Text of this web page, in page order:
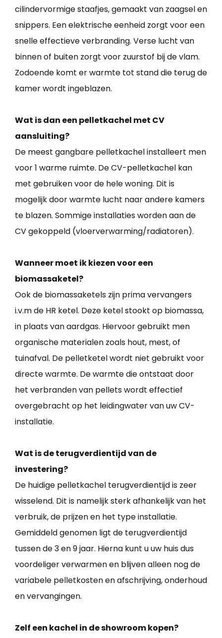
cilindervormige staafjes, gemaakt van zaagsel en
snippers. Een elektrische eenheid zorgt voor een
snelle effectieve verbranding. Verse lucht van
binnen of buiten zorgt voor zuurstof bij de vlam.
Zodoende komt er warmte tot stand die terug de
kamer wordt ingeblazen.
Wat is dan een pelletkachel met CV
aansluiting?
De meest gangbare pelletkachel installeert men
voor 1 warme ruimte. De CV-pelletkachel kan
met gebruiken voor de hele woning. Dit is
mogelijk door warmte lucht naar andere kamers
te blazen. Sommige installaties worden aan de
CV gekoppeld (vloerverwarming/radiatoren).
Wanneer moet ik kiezen voor een
biomassaketel?
Ook de biomassaketels zijn prima vervangers
i.v.m de HR ketel. Deze ketel stookt op biomassa,
in plaats van aardgas. Hiervoor gebruikt men
organische materialen zoals hout, mest, of
tuinafval. De pelletketel wordt niet gebruikt voor
directe warmte. De warmte die ontstaat door
het verbranden van pellets wordt effectief
overgebracht op het leidingwater van uw CV-
installatie.
Wat is de terugverdientijd van de
investering?
De huidige pelletkachel terugverdientijd is zeer
wisselend. Dit is namelijk sterk afhankelijk van het
verbruik, de prijzen en het type installatie.
Gemiddeld genomen ligt de terugverdientijd
tussen de 3 en 9 jaar. Hierna kunt u uw huis dus
voordeliger verwarmen en blijven alleen nog de
variabele pelletkosten en afschrijving, onderhoud
en vervangingen.
Zelf een kachel in de showroom kopen?